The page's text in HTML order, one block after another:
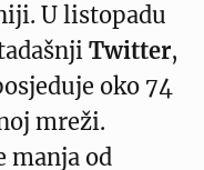
U listopadu
Twitter,
oko 74
mreži.
manja od